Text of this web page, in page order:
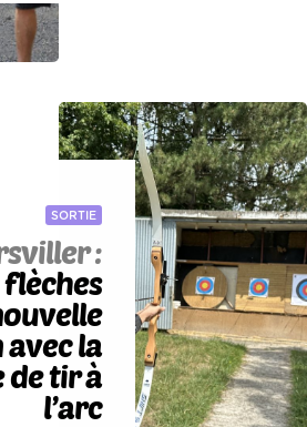
SORTIE
:
avec la
de tir à
l’arc